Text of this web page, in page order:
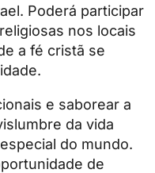
Poderá participar
nos locais
a fé cristã se
e saborear a
da vida
do mundo.
de